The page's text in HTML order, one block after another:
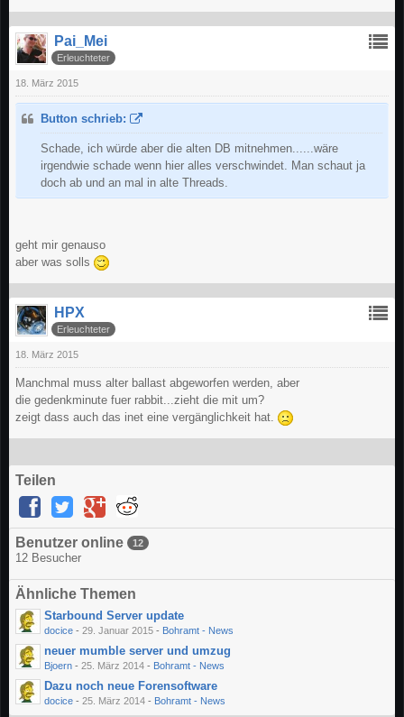
Pai_Mei
Erleuchteter
18. März 2015
Button schrieb:
Schade, ich würde aber die alten DB mitnehmen......wäre
irgendwie schade wenn hier alles verschwindet. Man schaut ja
doch ab und an mal in alte Threads.
geht mir genauso
aber was solls
HPX
Erleuchteter
18. März 2015
Manchmal muss alter ballast abgeworfen werden, aber
die gedenkminute fuer rabbit...zieht die mit um?
zeigt dass auch das inet eine vergänglichkeit hat.
Teilen
Benutzer online 12
12 Besucher
Ähnliche Themen
Starbound Server update
docice - 29. Januar 2015 - Bohramt - News
neuer mumble server und umzug
Bjoern - 25. März 2014 - Bohramt - News
Dazu noch neue Forensoftware
docice - 25. März 2014 - Bohramt - News